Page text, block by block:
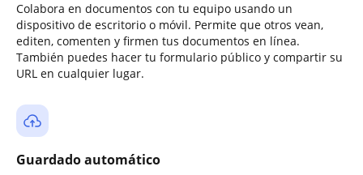
Colabora en documentos con tu equipo usando un
dispositivo de escritorio o móvil. Permite que otros vean,
editen, comenten y firmen tus documentos en línea.
También puedes hacer tu formulario público y compartir su
URL en cualquier lugar.
Guardado automático